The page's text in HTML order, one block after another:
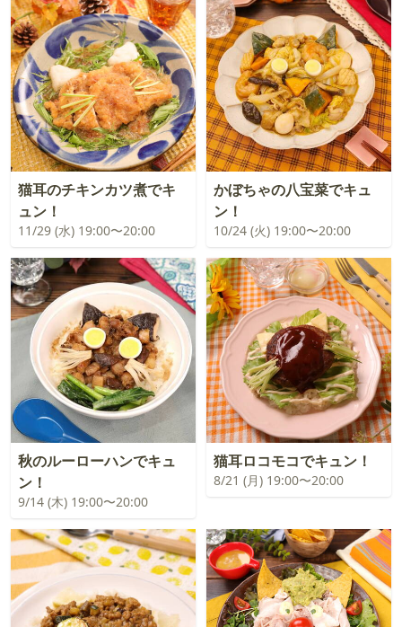
猫耳のチキンカツ煮でキ
ュン！
11/29 (水) 19:00〜20:00
かぼちゃの八宝菜でキュ
ン！
10/24 (火) 19:00〜20:00
秋のルーローハンでキュ
ン！
9/14 (木) 19:00〜20:00
猫耳ロコモコでキュン！
8/21 (月) 19:00〜20:00